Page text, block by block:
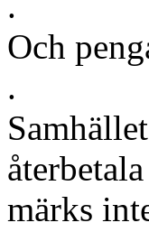
Och
.
märks